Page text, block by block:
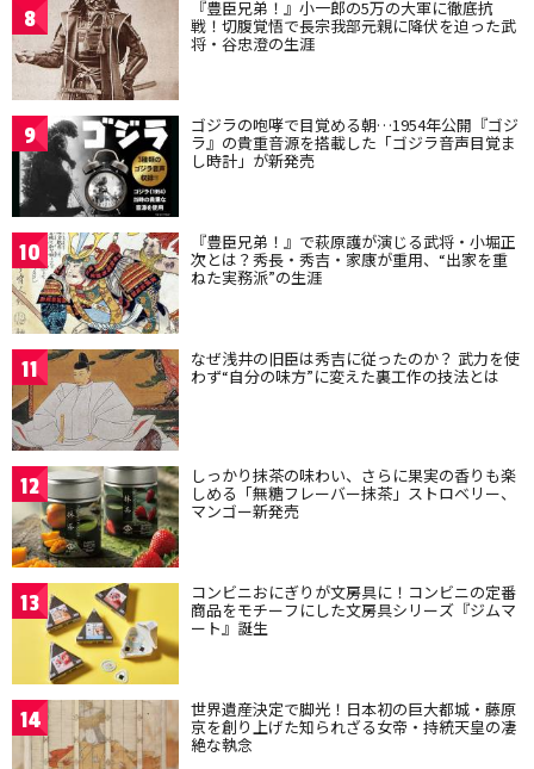
8 『豊臣兄弟！』小一郎の5万の大軍に徹底抗
戦！切腹覚悟で長宗我部元親に降伏を迫った武
将・谷忠澄の生涯
9 ゴジラの咆哮で目覚める朝…1954年公開『ゴジ
ラ』の貴重音源を搭載した「ゴジラ音声目覚ま
し時計」が新発売
10 『豊臣兄弟！』で萩原護が演じる武将・小堀正
次とは？秀長・秀吉・家康が重用、“出家を重
ねた実務派”の生涯
11 なぜ浅井の旧臣は秀吉に従ったのか？ 武力を使
わず“自分の味方”に変えた裏工作の技法とは
12 しっかり抹茶の味わい、さらに果実の香りも楽
しめる「無糖フレーバー抹茶」ストロベリー、
マンゴー新発売
13 コンビニおにぎりが文房具に！コンビニの定番
商品をモチーフにした文房具シリーズ『ジムマ
ート』誕生
14 世界遺産決定で脚光！日本初の巨大都城・藤原
京を創り上げた知られざる女帝・持統天皇の凄
絶な執念